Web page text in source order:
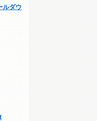
ルダウ